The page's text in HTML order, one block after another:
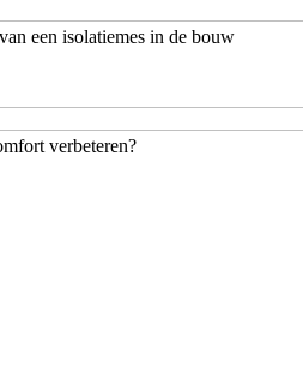
een isolatiemes in de bouw
verbeteren?